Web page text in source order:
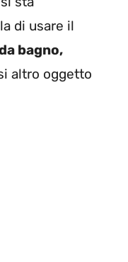
di usare il
bagno,
altro oggetto